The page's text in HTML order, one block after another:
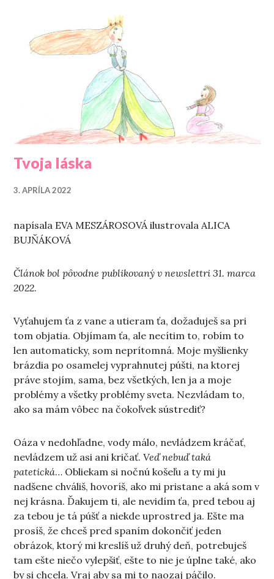
Tvoja láska
3. APRÍLA 2022
napísala EVA MESZÁROSOVÁ ilustrovala ALICA
BUJŇÁKOVÁ
Článok bol pôvodne publikovaný v newslettri 31. marca
2022.
Vyťahujem ťa z vane a utieram ťa, dožaduješ sa pri
tom objatia. Objímam ťa, ale necítim to, robím to
len automaticky, som neprítomná. Moje myšlienky
brázdia po osamelej vyprahnutej púšti, na ktorej
práve stojím, sama, bez všetkých, len ja a moje
problémy a všetky problémy sveta. Nezvládam to,
ako sa mám vôbec na čokoľvek sústrediť?
Oáza v nedohľadne, vody málo, nevládzem kráčať,
nevládzem už asi ani kričať.Veď nebuď taká
patetická… Obliekam si nočnú košeľu a ty mi ju
nadšene chváliš, hovoríš, ako mi pristane a aká som v
nej krásna. Ďakujem ti, ale nevidím ťa, pred tebou aj
za tebou je tá púšť a niekde uprostred ja. Ešte ma
prosíš, že chceš pred spaním dokončiť jeden
obrázok, ktorý mi kreslíš už druhý deň, potrebuješ
tam ešte niečo vylepšiť, ešte to nie je úplne také, ako
by si chcela. Vraj aby sa mi to naozaj páčilo.